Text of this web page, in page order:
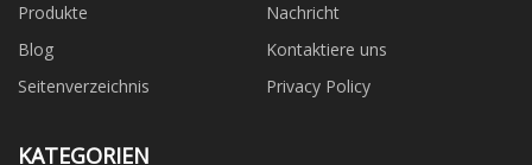
Produkte
Nachricht
Blog
Kontaktiere uns
Seitenverzeichnis
Privacy Policy
KATEGORIEN